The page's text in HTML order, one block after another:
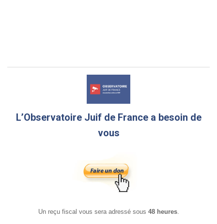
L’Observatoire Juif de France a besoin de
vous
Un reçu fiscal vous sera adressé sous 48 heures.